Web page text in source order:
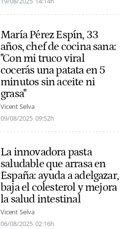
María Pérez Espín, 33
años, chef de cocina sana:
"Con mi truco viral
cocerás una patata en 5
minutos sin aceite ni
grasa"
Vicent Selva
09/08/2025 09:52h
La innovadora pasta
saludable que arrasa en
España: ayuda a adelgazar,
baja el colesterol y mejora
la salud intestinal
Vicent Selva
06/08/2025 02:16h